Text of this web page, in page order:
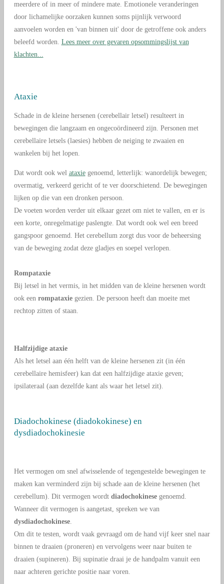
meerdere of in meer of mindere mate. Emotionele veranderingen
door lichamelijke oorzaken kunnen soms pijnlijk verwoord
aanvoelen worden en 'van binnen uit' door de getroffene ook anders
beleefd worden. Lees meer over gevaren opsommingslijst van
klachten...
Ataxie
Schade in de kleine hersenen (cerebellair letsel) resulteert in
bewegingen die langzaam en ongecoördineerd zijn. Personen met
cerebellaire letsels (laesies) hebben de neiging te zwaaien en
wankelen bij het lopen.
Dat wordt ook wel ataxiegenoemd, letterlijk: wanordelijk bewegen;
overmatig, verkeerd gericht of te ver doorschietend. De bewegingen
lijken op die van een dronken persoon.
De voeten worden verder uit elkaar gezet om niet te vallen, en er is
een korte, onregelmatige paslengte. Dat wordt ook wel een breed
gangspoor genoemd. Het cerebellum zorgt dus voor de beheersing
van de beweging zodat deze gladjes en soepel verlopen.
Rompataxie
Bij letsel in het vermis, in het midden van de kleine hersenen wordt
ook een rompataxiegezien. De persoon heeft dan moeite met
rechtop zitten of staan.
Halfzijdige ataxie
Als het letsel aan één helft van de kleine hersenen zit (in één
cerebellaire hemisfeer) kan dat een halfzijdige ataxie geven;
ipsilateraal (aan dezelfde kant als waar het letsel zit).
Diadochokinese (diadokokinese) en
dysdiadochokinesie
Het vermogen om snel afwisselende of tegengestelde bewegingen te
maken kan verminderd zijn bij schade aan de kleine hersenen (het
cerebellum). Dit vermogen wordt diadochokinesegenoemd.
Wanneer dit vermogen is aangetast, spreken we van
dysdiadochokinese.
Om dit te testen, wordt vaak gevraagd om de hand vijf keer snel naar
binnen te draaien (proneren) en vervolgens weer naar buiten te
draaien (supineren). Bij supinatie draai je de handpalm vanuit een
naar achteren gerichte positie naar voren.